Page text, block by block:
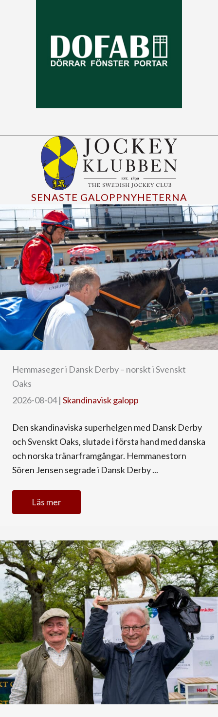
SENASTE GALOPPNYHETERNA
Hemmaseger i Dansk Derby – norskt i Svenskt
Oaks
2026-08-04| Skandinavisk galopp
Den skandinaviska superhelgen med Dansk Derby
och Svenskt Oaks, slutade i första hand med danska
och norska tränarframgångar. Hemmanestorn
Sören Jensen segrade i Dansk Derby ...
Läs mer